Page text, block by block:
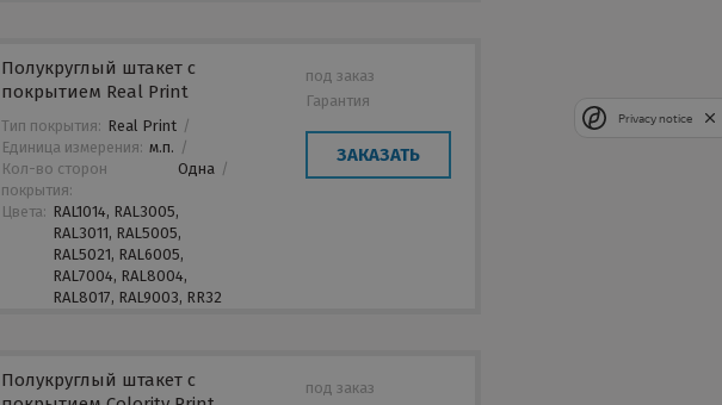
Полукруглый штакет с
покрытием Real Print
Тип покрытия: Real Print /
Единица измерения: м.п. /
Кол-во сторон
покрытия:
Одна /
Цвета: RAL1014, RAL3005,
RAL3011, RAL5005,
RAL5021, RAL6005,
RAL7004, RAL8004,
RAL8017, RAL9003, RR32
под заказ
Гарантия
ЗАКАЗАТЬ
Полукруглый штакет с
под заказ
Privacy notice